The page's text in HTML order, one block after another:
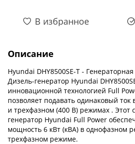
В избранное
Описание
Hyundai DHY8500SE-T -
Дизель-генератор Hyundai
инновационной технологией Full
позволяет подавать одинаковый ток
и трехфазном (400 В) режимах . Этот
генератор Hyundai Full Power
мощность 6 кВт (кВА) в однофазном
трехфазном режиме.